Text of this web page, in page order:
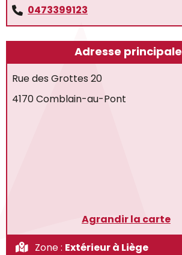
0473399123
Adresse principale
Rue des Grottes 20
4170 Comblain-au-Pont
Agrandir la carte
Zone : Extérieur à Liège